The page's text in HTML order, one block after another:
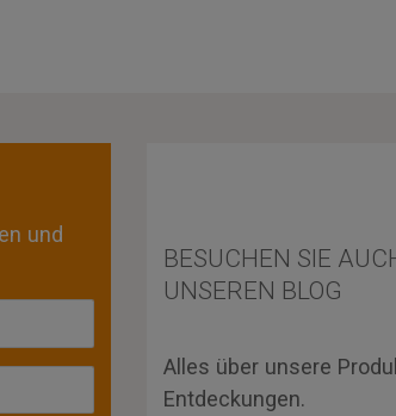
und
BESUCHEN SIE
UNSEREN BLOG
Alles über unsere
Entdeckungen.